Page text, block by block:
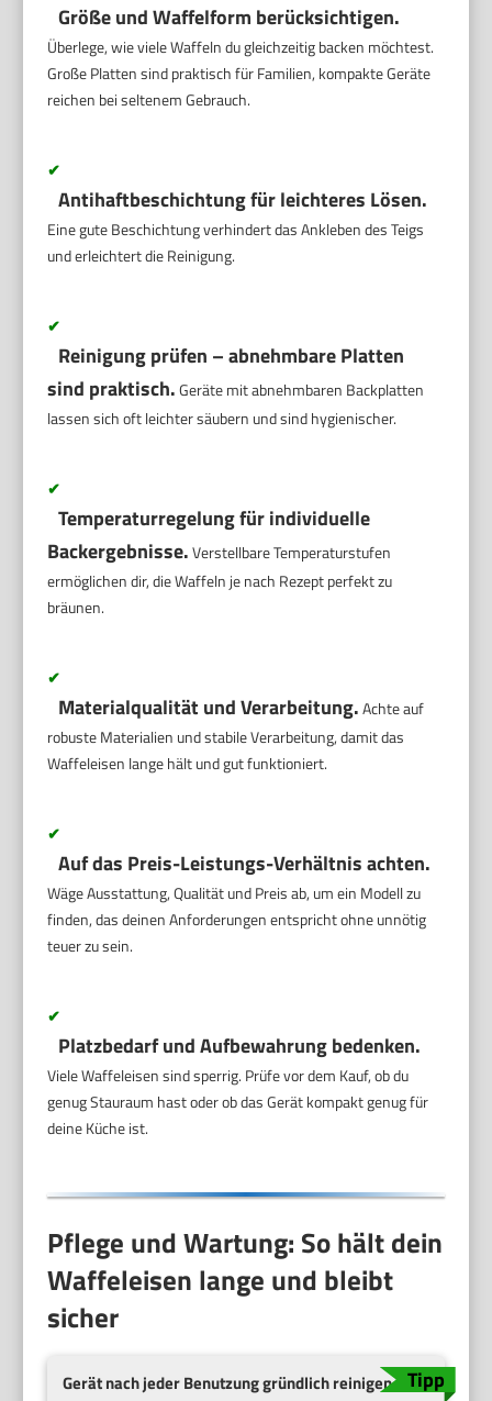
Größe und Waffelform berücksichtigen.
Überlege, wie viele Waffeln du gleichzeitig backen möchtest.
Große Platten sind praktisch für Familien, kompakte Geräte
reichen bei seltenem Gebrauch.
✔
Antihaftbeschichtung für leichteres Lösen.
Eine gute Beschichtung verhindert das Ankleben des Teigs
und erleichtert die Reinigung.
✔
Reinigung prüfen – abnehmbare Platten
sind praktisch.Geräte mit abnehmbaren Backplatten
lassen sich oft leichter säubern und sind hygienischer.
✔
Temperaturregelung für individuelle
Backergebnisse.Verstellbare Temperaturstufen
ermöglichen dir, die Waffeln je nach Rezept perfekt zu
bräunen.
✔
Materialqualität und Verarbeitung.Achte auf
robuste Materialien und stabile Verarbeitung, damit das
Waffeleisen lange hält und gut funktioniert.
✔
Auf das Preis-Leistungs-Verhältnis achten.
Wäge Ausstattung, Qualität und Preis ab, um ein Modell zu
finden, das deinen Anforderungen entspricht ohne unnötig
teuer zu sein.
✔
Platzbedarf und Aufbewahrung bedenken.
Viele Waffeleisen sind sperrig. Prüfe vor dem Kauf, ob du
genug Stauraum hast oder ob das Gerät kompakt genug für
deine Küche ist.
Pflege und Wartung: So hält dein
Waffeleisen lange und bleibt
sicher
Gerät nach jeder Benutzung gründlich reinigen